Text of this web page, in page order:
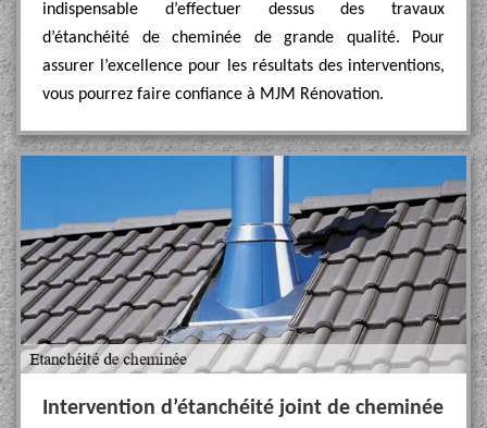
indispensable d’effectuer dessus des travaux
d’étanchéité de cheminée de grande qualité. Pour
assurer l’excellence pour les résultats des interventions,
vous pourrez faire confiance à MJM Rénovation.
Intervention d’étanchéité joint de cheminée